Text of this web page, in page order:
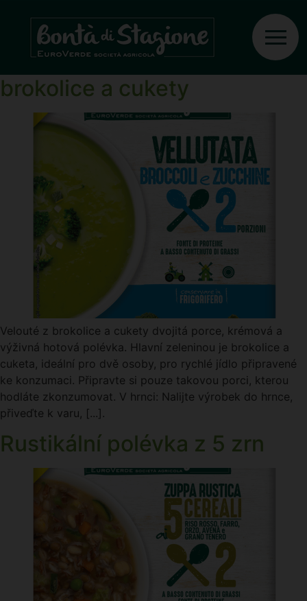
Ingrediente: Cibule
Sametová polévka z
brokolice a cukety
Velouté z brokolice a cukety dvojitá porce, krémová a
výživná hotová polévka. Hlavní zeleninou je brokolice a
cuketa, ideální pro dvě osoby, pro rychlé jídlo připravené
ke konzumaci. Připravte si pouze takovou porci, kterou
hodláte zkonzumovat. V hrnci: Nalijte výrobek do hrnce,
přiveďte k varu, [...].
Rustikální polévka z 5 zrn